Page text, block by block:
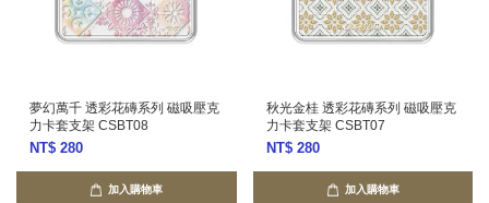
夢幻萬千 透彩花磚系列 磁吸壓克
力卡套支架 CSBT08
NT$ 280
加入購物車
秋光金桂 透彩花磚系列 磁吸壓克
力卡套支架 CSBT07
NT$ 280
加入購物車